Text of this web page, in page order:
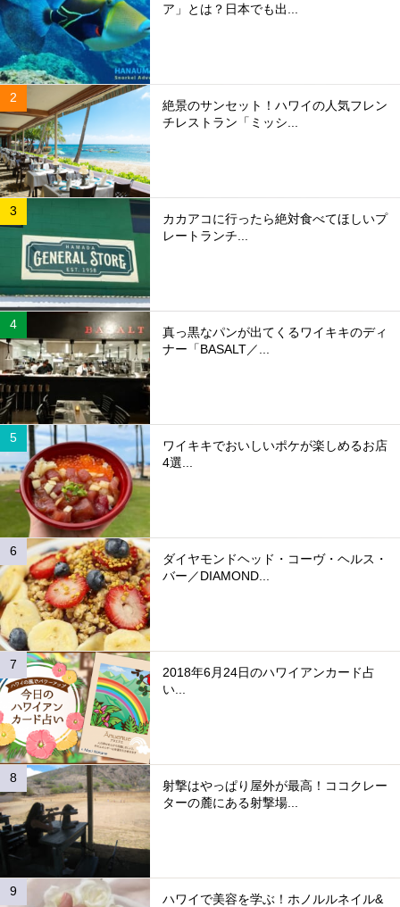
ア」とは？日本でも出...
絶景のサンセット！ハワイの人気フレン
チレストラン「ミッシ...
カカアコに行ったら絶対食べてほしいプ
レートランチ...
真っ黒なパンが出てくるワイキキのディ
ナー「BASALT／...
ワイキキでおいしいポケが楽しめるお店
4選...
ダイヤモンドヘッド・コーヴ・ヘルス・
バー／DIAMOND...
2018年6月24日のハワイアンカード占
い...
射撃はやっぱり屋外が最高！ココクレー
ターの麓にある射撃場...
ハワイで美容を学ぶ！ホノルルネイル&